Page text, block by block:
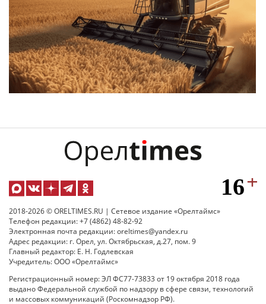
2018-2026 © ORELTIMES.RU | Сетевое издание «Орелтаймс»
Телефон редакции: +7 (4862) 48-82-92
Электронная почта редакции: oreltimes@yandex.ru
Адрес редакции: г. Орел, ул. Октябрьская, д.27, пом. 9
Главный редактор: Е. Н. Годлевская
Учредитель: ООО «Орелтаймс»
Регистрационный номер: ЭЛ ФС77-73833 от 19 октября 2018 года
выдано Федеральной службой по надзору в сфере связи, технологий
и массовых коммуникаций (Роскомнадзор РФ).